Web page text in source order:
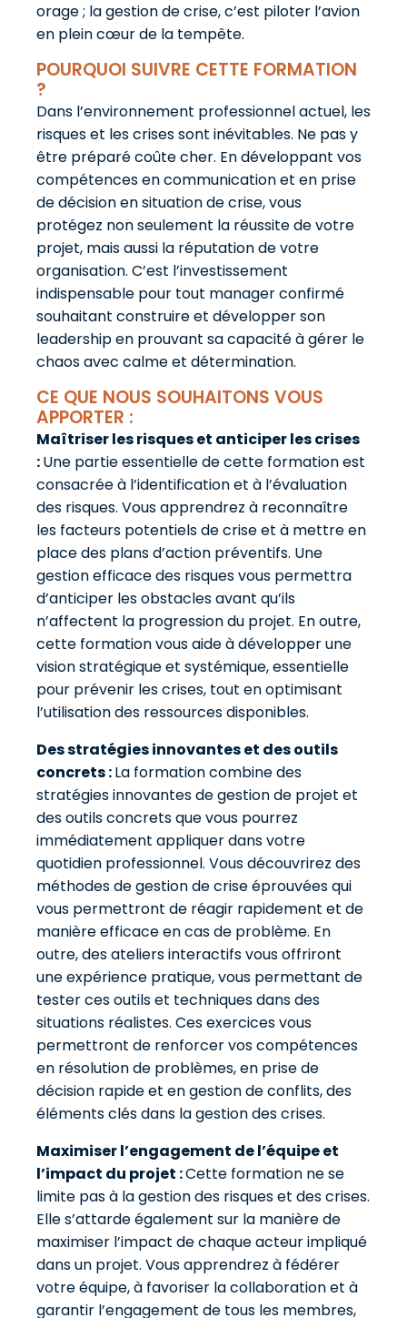
orage ; la gestion de crise, c’est piloter l’avion
en plein cœur de la tempête.
POURQUOI SUIVRE CETTE FORMATION
?
Dans l’environnement professionnel actuel, les
risques et les crises sont inévitables. Ne pas y
être préparé coûte cher. En développant vos
compétences en communication et en prise
de décision en situation de crise, vous
protégez non seulement la réussite de votre
projet, mais aussi la réputation de votre
organisation. C’est l’investissement
indispensable pour tout manager confirmé
souhaitant construire et développer son
leadership en prouvant sa capacité à gérer le
chaos avec calme et détermination.
CE QUE NOUS SOUHAITONS VOUS
APPORTER :
Maîtriser les risques et anticiper les crises
:Une partie essentielle de cette formation est
consacrée à l’identification et à l’évaluation
des risques. Vous apprendrez à reconnaître
les facteurs potentiels de crise et à mettre en
place des plans d’action préventifs. Une
gestion efficace des risques vous permettra
d’anticiper les obstacles avant qu’ils
n’affectent la progression du projet. En outre,
cette formation vous aide à développer une
vision stratégique et systémique, essentielle
pour prévenir les crises, tout en optimisant
l’utilisation des ressources disponibles.
Des stratégies innovantes et des outils
concrets :La formation combine des
stratégies innovantes de gestion de projet et
des outils concrets que vous pourrez
immédiatement appliquer dans votre
quotidien professionnel. Vous découvrirez des
méthodes de gestion de crise éprouvées qui
vous permettront de réagir rapidement et de
manière efficace en cas de problème. En
outre, des ateliers interactifs vous offriront
une expérience pratique, vous permettant de
tester ces outils et techniques dans des
situations réalistes. Ces exercices vous
permettront de renforcer vos compétences
en résolution de problèmes, en prise de
décision rapide et en gestion de conflits, des
éléments clés dans la gestion des crises.
Maximiser l’engagement de l’équipe et
l’impact du projet :Cette formation ne se
limite pas à la gestion des risques et des crises.
Elle s’attarde également sur la manière de
maximiser l’impact de chaque acteur impliqué
dans un projet. Vous apprendrez à fédérer
votre équipe, à favoriser la collaboration et à
garantir l’engagement de tous les membres,